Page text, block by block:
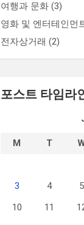
여행과 문화 (3)
영화 및 엔터테인먼
전자상거래 (2)
포스트 타임라
M T
3
4 5
10
11